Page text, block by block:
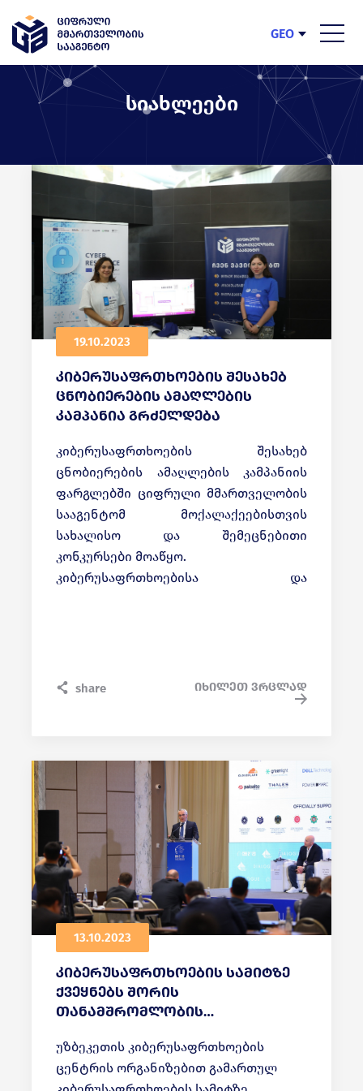
GEO
ENG
სიახლეები
19.10.2023
კიბერუსაფრთხოების შესახებ
ცნობიერების ამაღლების
კამპანია გრძელდება
კიბერუსაფრთხოების შესახებ
ცნობიერების ამაღლების კამპანიის
ფარგლებში ციფრული მმართველობის
სააგენტომ მოქალაქეებისთვის
სახალისო და შემეცნებითი
კონკურსები მოაწყო.
კიბერუსაფრთხოებისა და
ცნობიერების ამაღლების მიზნით
გამართული ღონისძიების
ასახულია კიბერუსაფრთხოებისთვის
მნიშვნელოვანი და საჭირო
რეკომენდაციები.
share იხილეთ ვრცლად
13.10.2023
კიბერუსაფრთხოების სამიტზე
ქვეყნებს შორის
თანამშრომლობის
უზბეკეთის კიბერუსაფრთხოების
ცენტრის ორგანიზებით გამართულ